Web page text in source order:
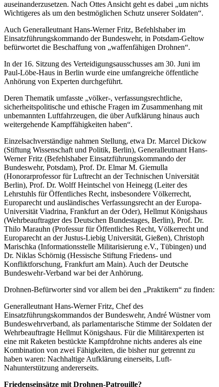
auseinanderzusetzen. Nach Ottes Ansicht geht es dabei „um nichts
Wichtigeres als um den bestmöglichen Schutz unserer Soldaten“.
Auch Generalleutnant Hans-Werner Fritz, Befehlshaber im
Einsatzführungskommando der Bundeswehr, in Potsdam-Geltow
befürwortet die Beschaffung von „waffenfähigen Drohnen“.
In der 16. Sitzung des Verteidigungsausschusses am 30. Juni im
Paul-Löbe-Haus in Berlin wurde eine umfangreiche öffentliche
Anhörung von Experten durchgeführt.
Deren Thematik umfasste „völker-, verfassungsrechtliche,
sicherheitspolitische und ethische Fragen im Zusammenhang mit
unbemannten Luftfahrzeugen, die über Aufklärung hinaus auch
weitergehende Kampffähigkeiten haben“.
Einzelsachverständige nahmen Stellung, etwa Dr. Marcel Dickow
(Stiftung Wissenschaft und Politik, Berlin), Generalleutnant Hans-
Werner Fritz (Befehlshaber Einsatzführungskommando der
Bundeswehr, Potsdam), Prof. Dr. Elmar M. Giemulla
(Honorarprofessor für Luftrecht an der Technischen Universität
Berlin), Prof. Dr. Wolff Heintschel von Heinegg (Leiter des
Lehrstuhls für Öffentliches Recht, insbesondere Völkerrecht,
Europarecht und ausländisches Verfassungsrecht an der Europa-
Universität Viadrina, Frankfurt an der Oder), Hellmut Königshaus
(Wehrbeauftragter des Deutschen Bundestages, Berlin), Prof. Dr.
Thilo Marauhn (Professur für Öffentliches Recht, Völkerrecht und
Europarecht an der Justus-Liebig Universität, Gießen), Christoph
Marischka (Informationsstelle Militarisierung e.V., Tübingen) und
Dr. Niklas Schörnig (Hessische Stiftung Friedens- und
Konfliktforschung, Frankfurt am Main). Auch der Deutsche
Bundeswehr-Verband war bei der Anhörung.
Drohnen-Befürworter sind vor allem bei den „Praktikern“ zu finden:
Generalleutnant Hans-Werner Fritz, Chef des
Einsatzführungskommandos der Bundeswehr, André Wüstner vom
Bundeswehrverband, als parlamentarische Stimme der Soldaten der
Wehrbeauftragte Hellmut Königshaus. Für die Militärexperten ist
eine mit Raketen bestückte Kampfdrohne nichts anderes als eine
Kombination von zwei Fähigkeiten, die bisher nur getrennt zu
haben waren: Nachhaltige Aufklärung einerseits, Luft-
Nahunterstützung andererseits.
Friedenseinsätze mit Drohnen-Patrouille?